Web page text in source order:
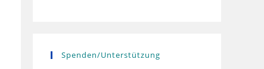
Spenden/Unterstützung